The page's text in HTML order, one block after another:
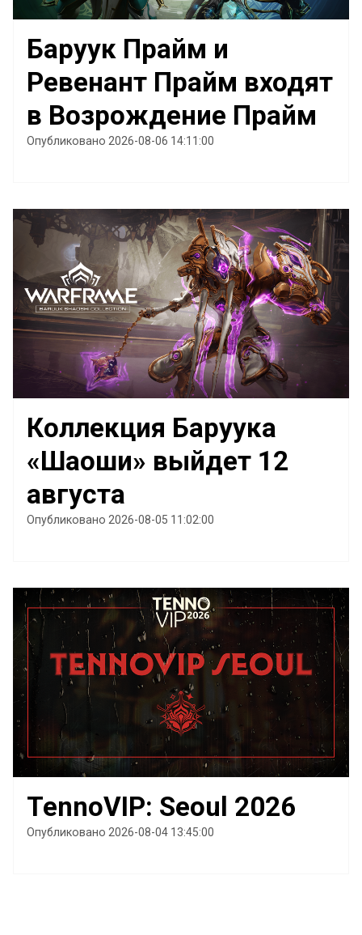
Баруук Прайм и
Ревенант Прайм входят
в Возрождение Прайм
Опубликовано 2026-08-06 14:11:00
Коллекция Баруука
«Шаоши» выйдет 12
августа
Опубликовано 2026-08-05 11:02:00
TennoVIP: Seoul 2026
Опубликовано 2026-08-04 13:45:00